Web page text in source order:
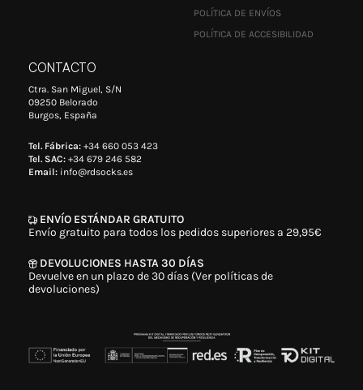
POLÍTICA DE ENVÍOS
POLÍTICA DE ACCESIBILIDAD
CONTACTO
Ctra. San Miguel, S/N
09250 Belorado
Burgos, España
Tel. Fábrica: +34 660 053 423
Tel. SAC: +34 679 246 582
Email: info@rdsocks.es
ENVÍO ESTÁNDAR GRATUITO
Envío gratuito para todos los pedidos superiores a 29,95€
DEVOLUCIONES HASTA 30 DÍAS
Devuelve en un plazo de 30 días (Ver políticas de
devoluciones)